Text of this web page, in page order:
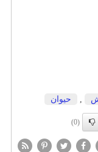
حیوان
(0)